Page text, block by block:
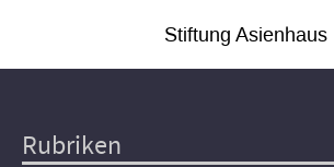
Stiftung Asienhaus
Hauptnavigation
Rubriken